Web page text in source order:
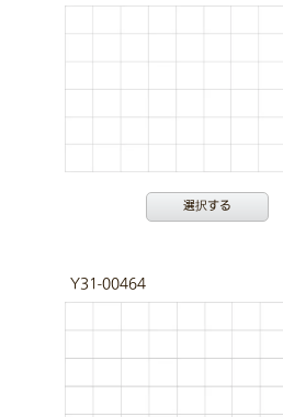
選択する
Y31-00464